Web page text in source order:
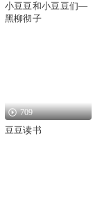
小豆豆和小豆豆们—
黑柳彻子
709
豆豆读书